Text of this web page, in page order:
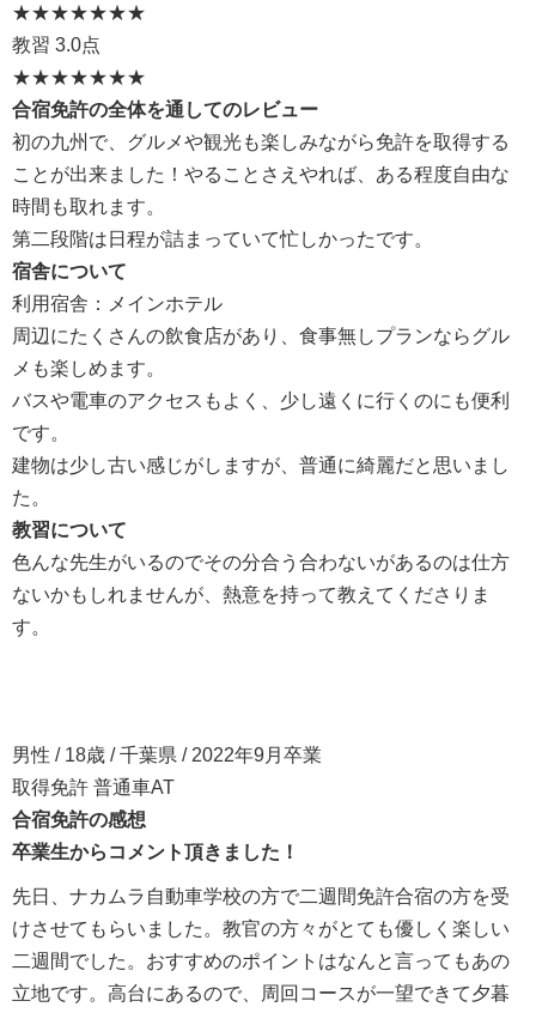
★★★★★★★
教習 3.0点
★★★★★★★
合宿免許の全体を通してのレビュー
初の九州で、グルメや観光も楽しみながら免許を取得する
ことが出来ました！やることさえやれば、ある程度自由な
時間も取れます。
第二段階は日程が詰まっていて忙しかったです。
宿舎について
利用宿舎：メインホテル
周辺にたくさんの飲食店があり、食事無しプランならグル
メも楽しめます。
バスや電車のアクセスもよく、少し遠くに行くのにも便利
です。
建物は少し古い感じがしますが、普通に綺麗だと思いまし
た。
教習について
色んな先生がいるのでその分合う合わないがあるのは仕方
ないかもしれませんが、熱意を持って教えてくださりま
す。
男性 / 18歳 / 千葉県 / 2022年9月卒業
取得免許 普通車AT
合宿免許の感想
卒業生からコメント頂きました！
先日、ナカムラ自動車学校の方で二週間免許合宿の方を受
けさせてもらいました。教官の方々がとても優しく楽しい
二週間でした。おすすめのポイントはなんと言ってもあの
立地です。高台にあるので、周回コースが一望できて夕暮